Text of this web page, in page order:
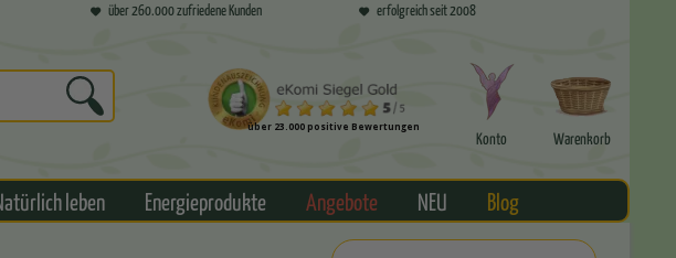
über 260.000 zufriedene Kunden erfolgreich seit 2008
über 23.000 positive Bewertungen
Konto Warenkorb
leben Energieprodukte Angebote NEU Blog